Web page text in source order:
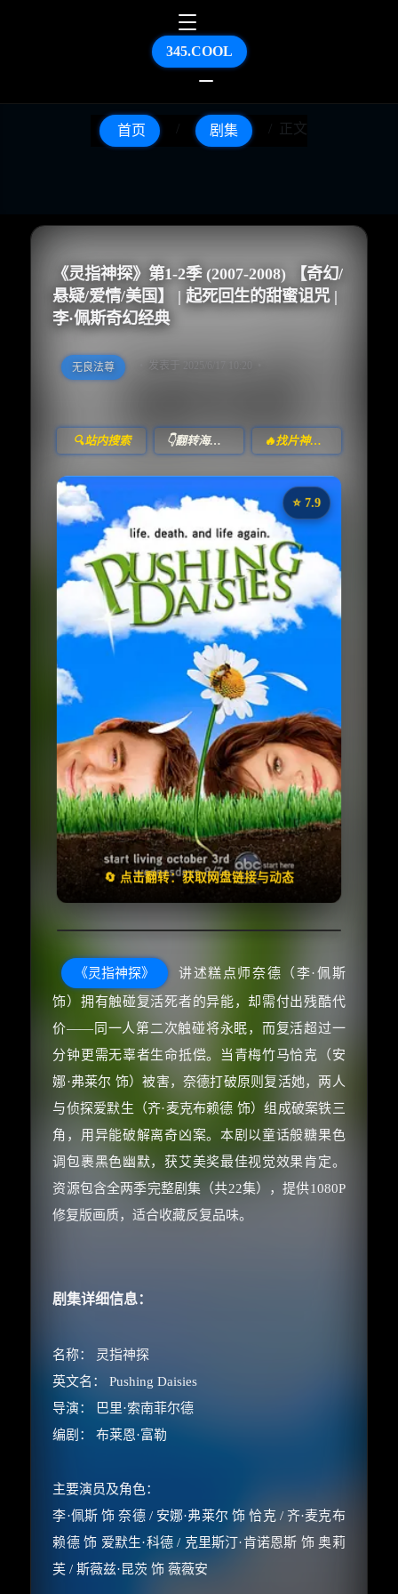
345.COOL
首页 剧集 正文
《灵指神探》第1-2季 (2007-2008) 【奇幻/
悬疑/爱情/美国】 | 起死回生的甜蜜诅咒 |
李·佩斯奇幻经典
无良法尊 发表于 2025/6/17 10:20
🔍站内搜索 👇翻转海报！ 🔥找片神器🔥
⭐️ 7.9
🔄 点击翻转：获取网盘链接与动态
《灵指神探》
收藏
⭐️ 评分：7.9 | 🎬 2007年
✅ 已完结
夸克网盘
失效请反馈
🧧️
天天领红包
《灵指神探》
讲述糕点师奈德（李·佩斯
饰）拥有触碰复活死者的异能，却需付出残酷代
价——同一人第二次触碰将永眠，而复活超过一
分钟更需无辜者生命抵偿。当青梅竹马恰克（安
娜·弗莱尔 饰）被害，奈德打破原则复活她，两人
与侦探爱默生（齐·麦克布赖德 饰）组成破案铁三
角，用异能破解离奇凶案。本剧以童话般糖果色
调包裹黑色幽默，获艾美奖最佳视觉效果肯定。
资源包含全两季完整剧集（共22集），提供1080P
修复版画质，适合收藏反复品味。
剧集详细信息：
名称： 灵指神探
英文名： Pushing Daisies
导演： 巴里·索南菲尔德
编剧： 布莱恩·富勒
主要演员及角色：
李·佩斯 饰 奈德 / 安娜·弗莱尔 饰 恰克 / 齐·麦克布
赖德 饰 爱默生·科德 / 克里斯汀·肯诺恩斯 饰 奥莉
芙 / 斯薇兹·昆茨 饰 薇薇安